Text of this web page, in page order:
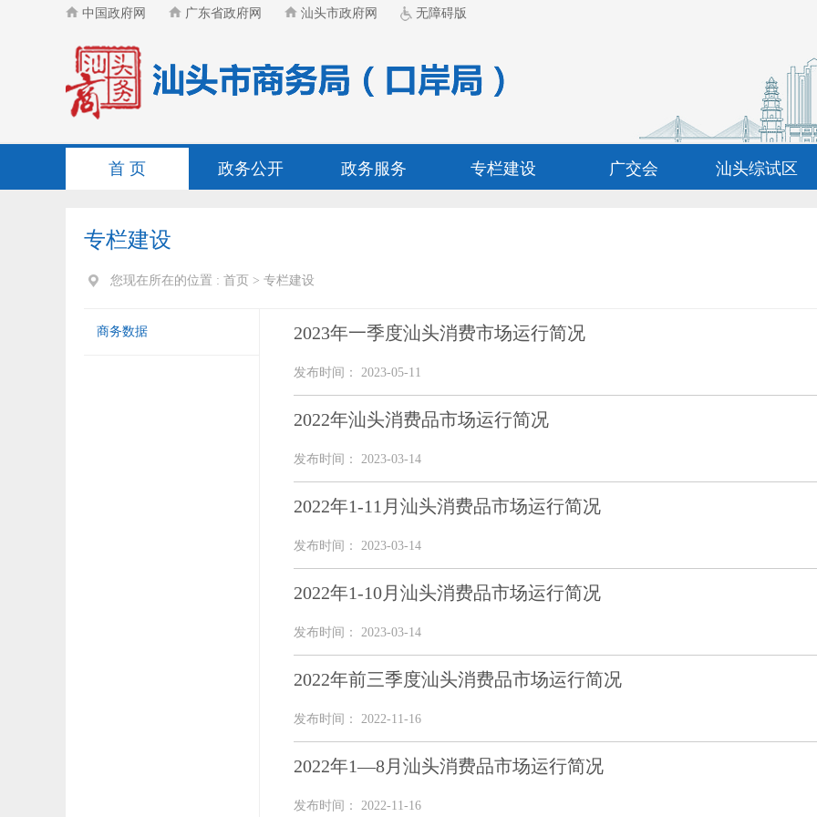
中国政府网 广东省政府网 汕头市政府网 无障碍版
首 页 政务公开 政务服务 专栏建设 广交会 汕头综试区
专栏建设
您现在所在的位置 : 首页 > 专栏建设
商务数据 2023年一季度汕头消费市场运行简况
发布时间： 2023-05-11
2022年汕头消费品市场运行简况
发布时间： 2023-03-14
2022年1-11月汕头消费品市场运行简况
发布时间： 2023-03-14
2022年1-10月汕头消费品市场运行简况
发布时间： 2023-03-14
2022年前三季度汕头消费品市场运行简况
发布时间： 2022-11-16
2022年1—8月汕头消费品市场运行简况
发布时间： 2022-11-16